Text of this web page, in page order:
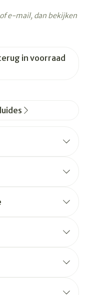
in voorraad
e-mail, dan bekijken